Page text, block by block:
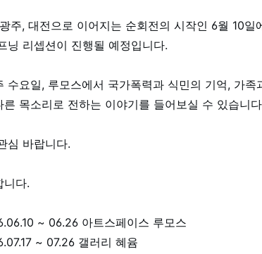
주, 대전으로 이어지는 순회전의 시작인 6월 10
닝 리셉션이 진행될 예정입니다.
수요일, 루모스에서 국가폭력과 식민의 기억, 가
른 목소리로 전하는 이야기를 들어보실 수 있습니
심 바랍니다.
니다.
~ 06.26 아트스페이스 루모스
~ 07.26 갤러리 혜윰